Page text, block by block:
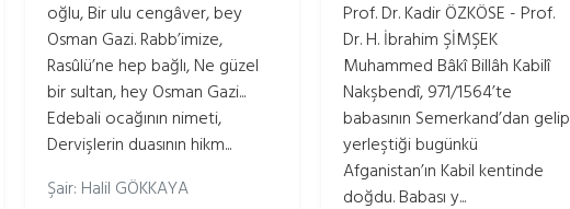
oğlu, Bir ulu cengâver, bey
Osman Gazi. Rabb’imize,
Rasûlü’ne hep bağlı, Ne güzel
bir sultan, hey Osman Gazi...
Edebali ocağının nimeti,
Dervişlerin duasının hikm...
Şair: Halil GÖKKAYA
Prof. Dr. Kadir ÖZKÖSE - Prof.
Dr. H. İbrahim ŞİMŞEK
Muhammed Bâkî Billâh Kabilî
Nakşbendî, 971/1564’te
babasının Semerkand’dan gelip
yerleştiği bugünkü
Afganistan’ın Kabil kentinde
doğdu. Babası y...